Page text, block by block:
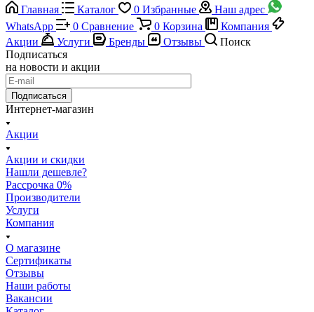
Главная
Каталог 0 Избранные
Наш адрес
WhatsApp
0 Сравнение 0 Корзина
Компания
Акции
Услуги Бренды Отзывы
Поиск
Подписаться
на новости и акции
Подписаться
Интернет-магазин
Акции
Акции и скидки
Нашли дешевле?
Рассрочка 0%
Производители
Услуги
Компания
О магазине
Сертификаты
Отзывы
Наши работы
Вакансии